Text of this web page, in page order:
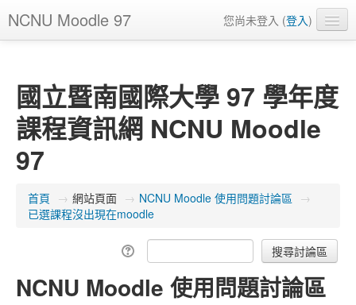
NCNU Moodle 97 您尚未登入 (登入)
國立暨南國際大學 97 學年度
課程資訊網 NCNU Moodle
97
首頁 → 網站頁面 → NCNU Moodle 使用問題討論區 →
已選課程沒出現在moodle
NCNU Moodle 使用問題討論區